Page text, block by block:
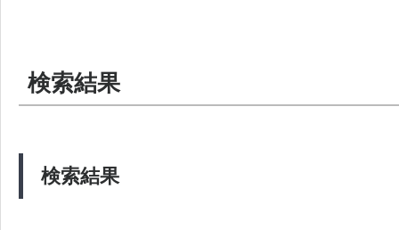
検索結果
検索結果